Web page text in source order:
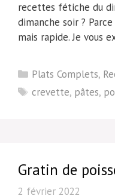
recettes fétiche du
dimanche soir ?
mais rapide. Je vous
Catégories
Plats Complets,
Étiquettes
crevette, pâtes,
Gratin de
2 février 2022